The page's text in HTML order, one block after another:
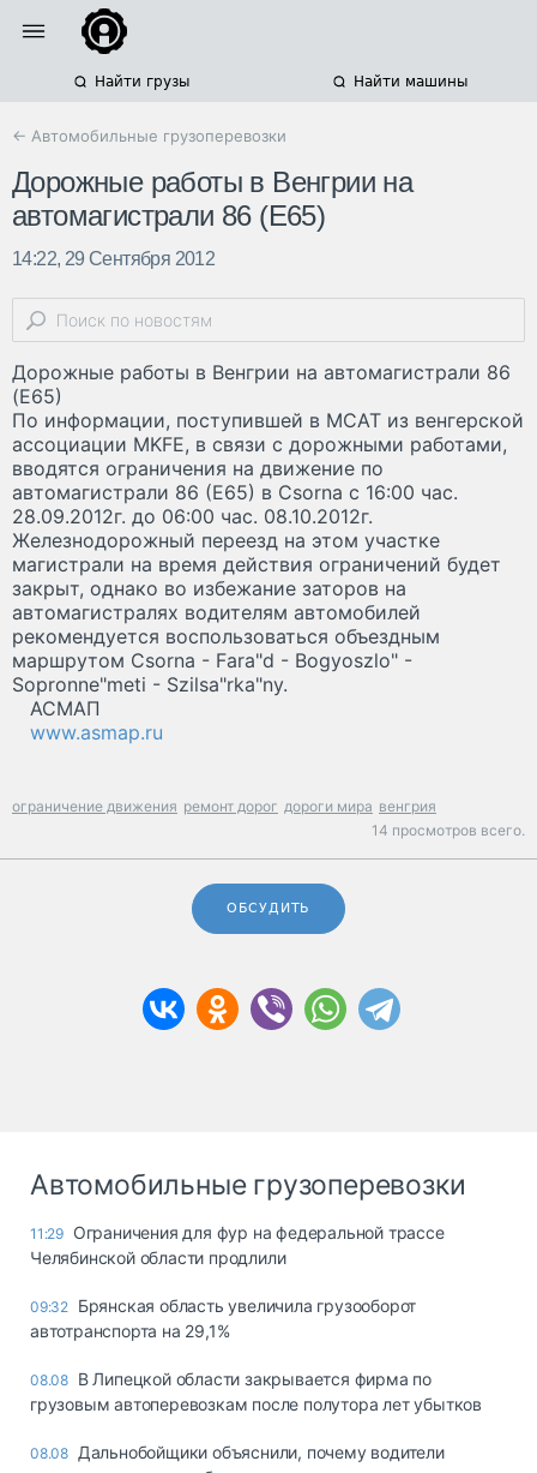
Найти грузы Найти машины
← Автомобильные грузоперевозки
Дорожные работы в Венгрии на
автомагистрали 86 (Е65)
14:22, 29 Сентября 2012
Дорожные работы в Венгрии на автомагистрали 86
(Е65)
По информации, поступившей в МСАТ из венгерской
ассоциации MKFE, в связи с дорожными работами,
вводятся ограничения на движение по
автомагистрали 86 (Е65) в Csorna с 16:00 час.
28.09.2012г. до 06:00 час. 08.10.2012г.
Железнодорожный переезд на этом участке
магистрали на время действия ограничений будет
закрыт, однако во избежание заторов на
автомагистралях водителям автомобилей
рекомендуется воспользоваться объездным
маршрутом Csorna - Fara"d - Bogyoszlo" -
Sopronne"meti - Szilsa"rka"ny.
АСМАП
www.asmap.ru
ограничение движения ремонт дорог дороги мира венгрия
14 просмотров всего.
ОБСУДИТЬ
Автомобильные грузоперевозки
11:29 Ограничения для фур на федеральной трассе
Челябинской области продлили
09:32 Брянская область увеличила грузооборот
автотранспорта на 29,1%
08.08 В Липецкой области закрывается фирма по
грузовым автоперевозкам после полутора лет убытков
08.08 Дальнобойщики объяснили, почему водители